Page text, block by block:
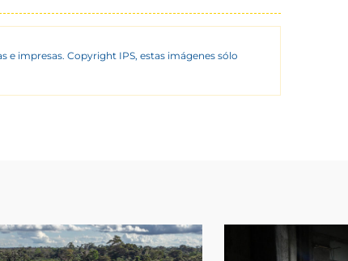
e impresas. Copyright IPS, estas imágenes sólo